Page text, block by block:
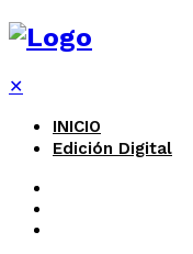
✕
INICIO
Edición Digital